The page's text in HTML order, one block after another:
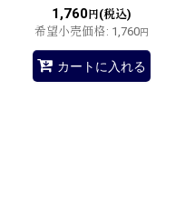
1,760円(税込)
希望小売価格: 1,760円
カートに入れる